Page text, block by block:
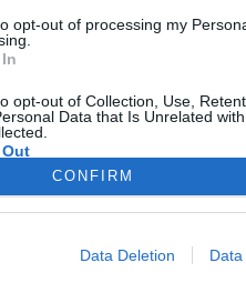
opt-out of processing my
opt-out of Collection, Use,
Data that Is Unrelated
CONFIRM
Data Deletion Data
Υπηρεσίες για
Εκπαίδευση Προσωπικού
Digital Marketing
Κατασκευή & Ανακαίνιση
Διαμόρφωση Εξωτερικού
Έντυπη Διαφήμιση -
Γραφιστικής